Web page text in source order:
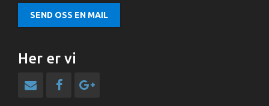
SEND OSS EN MAIL
Her er vi